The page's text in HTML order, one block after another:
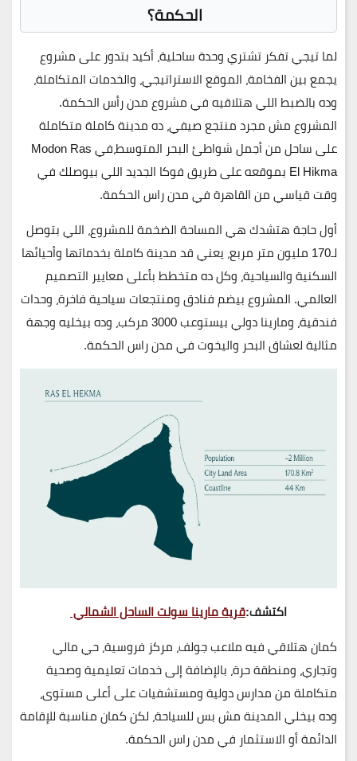
الحكمة؟
لما تيجي تفكر تشتري وحدة ساحلية، أكيد بتدور على مشروع
يجمع بين الفخامة، الموقع الاستراتيجي، والخدمات المتكاملة،
وده بالضبط اللي هتلاقيه فيمشروع مدن رأس الحكمة.
المشروع مش مجرد منتجع صيفي، ده مدينة كاملة متكاملة
على ساحل من أجمل شواطئ البحر المتوسط،في Modon Ras
El Hikma بموقعه على طريق فوكا الجديد اللي بيوصلك في
وقت قياسي من القاهرة في مدن راس الحكمة.
أول حاجة هتشدك هيالمساحة الضخمةللمشروع، اللي بتوصل
لـ170 مليون متر مربع، يعني قد مدينة كاملة بخدماتها وأحيائها
السكنية والسياحية، وكل ده متخطط بأعلى معايير التصميم
العالمي. المشروع بيضمفنادق ومنتجعات سياحية فاخرة، وحدات
فندقية، ومارينا دولي
بيستوعب 3000 مركب، وده بيخليه وجهة
مثالية لعشاق البحر واليخوت في مدن راس الحكمة.
اكتشف:قرية مارينا سولت الساحل الشمالي
كمان هتلاقي فيهملاعب جولف، مركز فروسية، حي مالي
وتجاري، ومنطقة حرة، بالإضافة إلى خدمات تعليمية وصحية
متكاملة من مدارس دولية ومستشفيات على أعلى مستوى،
وده بيخلي المدينة مش بس للسياحة، لكن كمان مناسبة للإقامة
الدائمة أو الاستثمار في مدن راس الحكمة.